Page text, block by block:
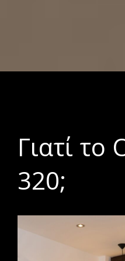
Γιατί το
320;